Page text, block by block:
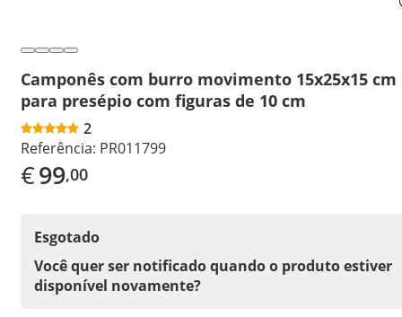
Camponês com burro movimento 15x25x15 cm
para presépio com figuras de 10 cm
2
Referência: PR011799
€99,00
Esgotado
Você quer ser notificado quando o produto estiver
disponível novamente?